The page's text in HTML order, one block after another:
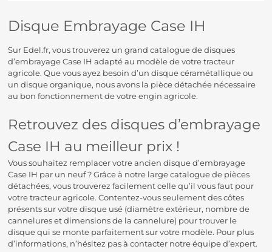
Disque Embrayage Case IH
Sur Edel.fr, vous trouverez un grand catalogue de disques
d’embrayage Case IH adapté au modèle de votre tracteur
agricole. Que vous ayez besoin d’un disque céramétallique ou
un disque organique, nous avons la pièce détachée nécessaire
au bon fonctionnement de votre engin agricole.
Retrouvez des disques d’embrayage
Case IH au meilleur prix !
Vous souhaitez remplacer votre ancien disque d’embrayage
Case IH par un neuf ? Grâce à notre large catalogue de pièces
détachées, vous trouverez facilement celle qu’il vous faut pour
votre tracteur agricole. Contentez-vous seulement des côtes
présents sur votre disque usé (diamètre extérieur, nombre de
cannelures et dimensions de la cannelure) pour trouver le
disque qui se monte parfaitement sur votre modèle. Pour plus
d’informations, n’hésitez pas à contacter notre équipe d’expert.